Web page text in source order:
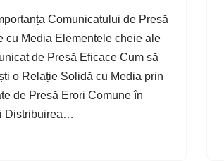
Comunicatului de Presă
cu Media Elementele cheie ale
de Presă Eficace Cum să
o Relație Solidă cu Media prin
de Presă Erori Comune în
Distribuirea…